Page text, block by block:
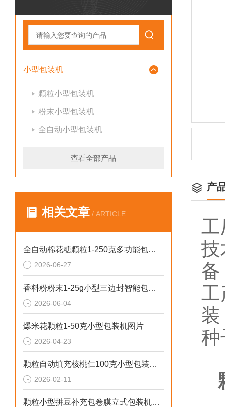
小型包装机
颗粒小型包装机
粉末小型包装机
全自动小型包装机
查看全部产品
相关文章 / ARTICLE
全自动棉花糖颗粒1-250克多功能包装机新型号
2026-06-27
香料粉粉末1-25g小型三边封智能包装机操作简单
2026-06-04
爆米花颗粒1-50克小型包装机图片
2026-04-23
颗粒自动填充核桃仁100克小型包装机厂家
2026-02-11
颗粒小型拼豆补充包卷膜立式包装机厂家
产
工
技
工
种